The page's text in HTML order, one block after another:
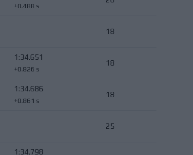
+0.488 s
18
1:34.651
+0.826 s
18
1:34.686
+0.861 s
18
25
1:34.798